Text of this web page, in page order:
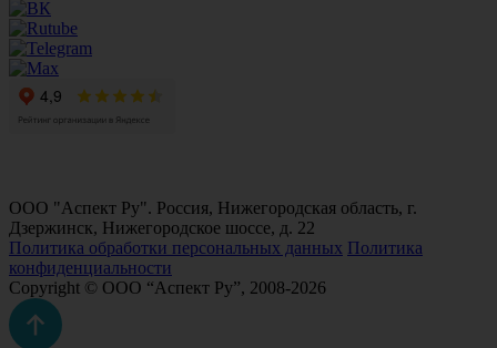
ООО "Аспект Ру". Россия, Нижегородская область, г.
Дзержинск, Нижегородское шоссе, д. 22
Политика обработки персональных данных Политика
конфиденциальности
Copyright © ООО “Аспект Ру”, 2008-2026